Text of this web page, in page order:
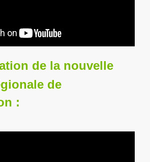
de la nouvelle
de
: